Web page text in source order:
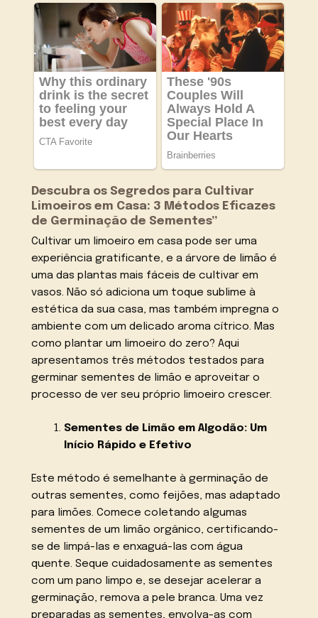
Descubra os Segredos para Cultivar
Limoeiros em Casa: 3 Métodos Eficazes
de Germinação de Sementes”
Cultivar um limoeiro em casa pode ser uma
experiência gratificante, e a árvore de limão é
uma das plantas mais fáceis de cultivar em
vasos. Não só adiciona um toque sublime à
estética da sua casa, mas também impregna o
ambiente com um delicado aroma cítrico. Mas
como plantar um limoeiro do zero? Aqui
apresentamos três métodos testados para
germinar sementes de limão e aproveitar o
processo de ver seu próprio limoeiro crescer.
Sementes de Limão em Algodão: Um
Início Rápido e Efetivo
Este método é semelhante à germinação de
outras sementes, como feijões, mas adaptado
para limões. Comece coletando algumas
sementes de um limão orgânico, certificando-
se de limpá-las e enxaguá-las com água
quente. Seque cuidadosamente as sementes
com um pano limpo e, se desejar acelerar a
germinação, remova a pele branca. Uma vez
preparadas as sementes, envolva-as com